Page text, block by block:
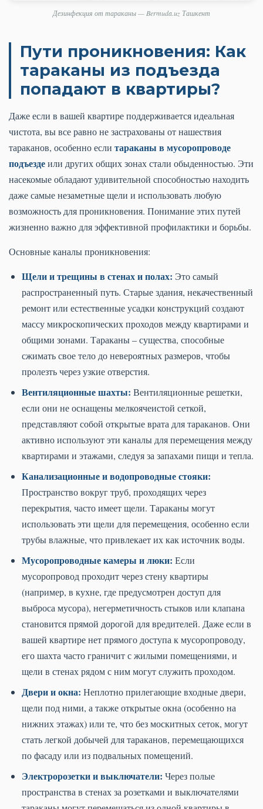
Дезинфекция от тараканы — Bermuda.uz Ташкент
Пути проникновения: Как
тараканы из подъезда
попадают в квартиры?
Даже если в вашей квартире поддерживается идеальная
чистота, вы все равно не застрахованы от нашествия
тараканов, особенно если тараканы в мусоропроводе
подъездеили других общих зонах стали обыденностью. Эти
насекомые обладают удивительной способностью находить
даже самые незаметные щели и использовать любую
возможность для проникновения. Понимание этих путей
жизненно важно для эффективной профилактики и борьбы.
Основные каналы проникновения:
Щели и трещины в стенах и полах: Это самый
распространенный путь. Старые здания, некачественный
ремонт или естественные усадки конструкций создают
массу микроскопических проходов между квартирами и
общими зонами. Тараканы – существа, способные
сжимать свое тело до невероятных размеров, чтобы
пролезть через узкие отверстия.
Вентиляционные шахты: Вентиляционные решетки,
если они не оснащены мелкоячеистой сеткой,
представляют собой открытые врата для тараканов. Они
активно используют эти каналы для перемещения между
квартирами и этажами, следуя за запахами пищи и тепла.
Канализационные и водопроводные стояки:
Пространство вокруг труб, проходящих через
перекрытия, часто имеет щели. Тараканы могут
использовать эти щели для перемещения, особенно если
трубы влажные, что привлекает их как источник воды.
Мусоропроводные камеры и люки: Если
мусоропровод проходит через стену квартиры
(например, в кухне, где предусмотрен доступ для
выброса мусора), негерметичность стыков или клапана
становится прямой дорогой для вредителей. Даже если в
вашей квартире нет прямого доступа к мусоропроводу,
его шахта часто граничит с жилыми помещениями, и
щели в стенах рядом с ним могут служить проходом.
Двери и окна: Неплотно прилегающие входные двери,
щели под ними, а также открытые окна (особенно на
нижних этажах) или те, что без москитных сеток, могут
стать легкой добычей для тараканов, перемещающихся
по фасаду или из подвальных помещений.
Электророзетки и выключатели: Через полые
пространства в стенах за розетками и выключателями